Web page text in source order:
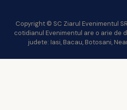
Copyright © SC Ziarul Evenimentul
cotidianul Evenimentul are o arie de
judete: Iasi, Bacau, Botosani,